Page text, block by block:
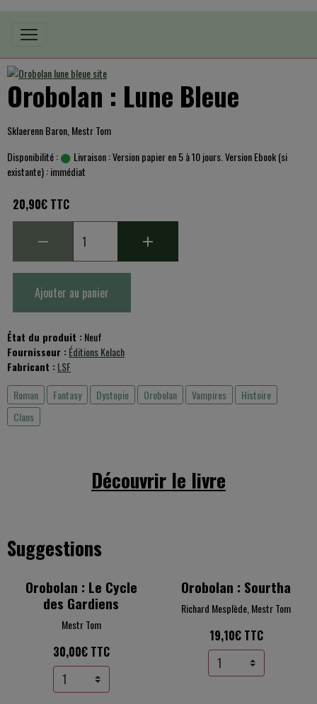
Orobolan : Lune Bleue
Sklaerenn Baron, Mestr Tom
Disponibilité :
Livraison : Version papier en 5 à 10 jours. Version Ebook (si
existante) : immédiat
20,90€ TTC
Ajouter au panier
État du produit :Neuf
Fournisseur :Éditions Kelach
Fabricant :LSF
Roman
Fantasy Dystopie Orobolan Vampires
Histoire
Clans
Découvrir le livre
Suggestions
Orobolan : Le Cycle
des Gardiens
Mestr Tom
30,00€ TTC
Orobolan : Sourtha
Richard Mesplède, Mestr Tom
19,10€ TTC